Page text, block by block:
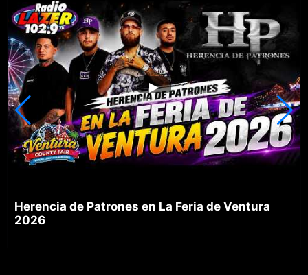
Herencia de Patrones en La Feria de Ventura
2026